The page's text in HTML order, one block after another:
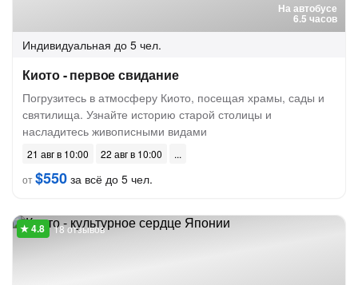
На автобусе
6.5 часов
Индивидуальная до 5 чел.
Киото - первое свидание
Погрузитесь в атмосферу Киото, посещая храмы, сады и
святилища. Узнайте историю старой столицы и
насладитесь живописными видами
21 авг в 10:00
22 авг в 10:00
от$550 за всё до 5 чел.
18 отзывов